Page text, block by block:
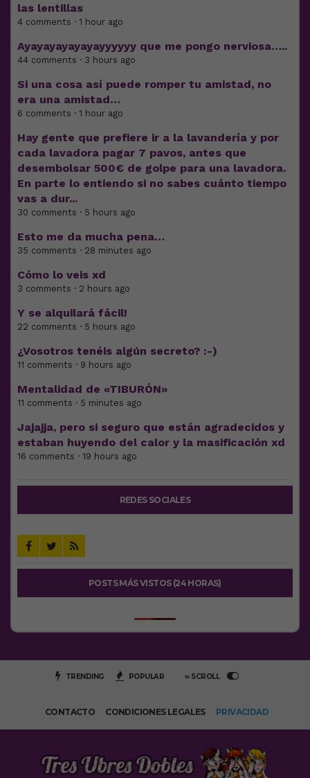
las lentillas
4 comments · 1 hour ago
Ayayayayayayayyyyyy que me pongo nerviosa…..
44 comments · 3 hours ago
Si una cosa así puede romper tu amistad, no
era una amistad…
6 comments · 1 hour ago
Hay gente que prefiere ir a la lavandería y por
cada lavadora pagar 7 pavos, antes que
desembolsar 500€ de golpe para una lavadora.
En parte lo entiendo si no sabes cuánto tiempo
vas a dur...
30 comments · 5 hours ago
Esto me da mucha pena…
35 comments · 28 minutes ago
Cómo lo veis xd
3 comments · 2 hours ago
Y se alquilará fácil!
22 comments · 5 hours ago
¿Vosotros tenéis algún secreto? :-)
11 comments · 9 hours ago
Mentalidad de «TIBURÓN»
11 comments · 5 minutes ago
Jajajja, pero si seguro que están agradecidos y
estaban huyendo del calor y la masificación xd
16 comments · 19 hours ago
REDES SOCIALES
POSTS MÁS VISTOS (24 HORAS)
TRENDING POPULAR ∞ SCROLL
CONTACTO CONDICIONES LEGALES PRIVACIDAD